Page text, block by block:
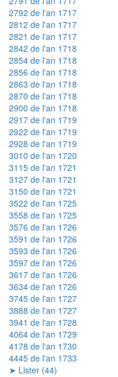
2792 de l'an 1717
2812 de l'an 1717
2821 de l'an 1717
2842 de l'an 1718
2854 de l'an 1718
2856 de l'an 1718
2863 de l'an 1718
2870 de l'an 1718
2900 de l'an 1718
2917 de l'an 1719
2922 de l'an 1719
2928 de l'an 1719
3010 de l'an 1720
3115 de l'an 1721
3127 de l'an 1721
3150 de l'an 1721
3522 de l'an 1725
3558 de l'an 1725
3576 de l'an 1726
3591 de l'an 1726
3593 de l'an 1726
3597 de l'an 1726
3617 de l'an 1726
3634 de l'an 1726
3745 de l'an 1727
3888 de l'an 1727
3941 de l'an 1728
4064 de l'an 1729
4178 de l'an 1730
4445 de l'an 1733
➤ Lister (44)